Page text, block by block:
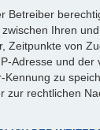
Betreiber
Ihren
Zeitpunkte von
Adresse und der
Kennung zu
zur rechtlichen